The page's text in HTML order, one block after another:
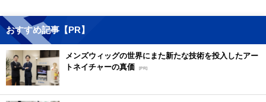
おすすめ記事【PR】
メンズウィッグの世界にまた新たな技術を投入したアー
トネイチャーの真価 [PR]